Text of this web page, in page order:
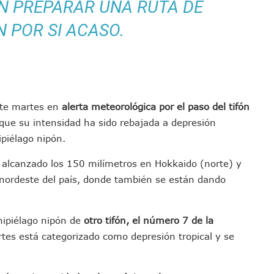
Durante El 2026; Guadalajara Crece
De Allende Para Realizar Trámites Fiscales
Estatal Por Bloqueos Carreteros
A Su Estructura Territorial En Vallarta Rumbo Al 2027
Su Construcción En Puerto Vallarta
De Adopción De Perros En Puerto Vallarta
Guadalajara–Tepic Deja Entre 16 Y 18 Occisos
Desde Las Asambleas Informativas
Desaparecidos De Guadalajara
Recibe Multa Económica De La FIFA
De Pemex Por Presunta Violencia Familiar Y Vicaria
Cristóbal Colón
PREPARAR UNA RUTA DE
POR SI ACASO.
martes en alerta meteorológica por el paso del tifón
su intensidad ha sido rebajada a depresión
nipón.
los 150 milímetros en Hokkaido (norte) y
del país, donde también se están dando
nipón de otro tifón, el número 7 de la
está categorizado como depresión tropical y se